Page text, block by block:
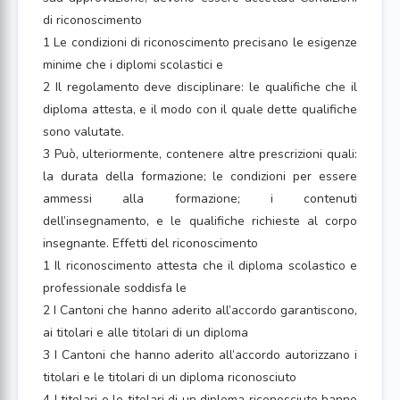
di riconoscimento
1 Le condizioni di riconoscimento precisano le esigenze
minime che i diplomi scolastici e
2 Il regolamento deve disciplinare: le qualifiche che il
diploma attesta, e il modo con il quale dette qualifiche
sono valutate.
3 Può, ulteriormente, contenere altre prescrizioni quali:
la durata della formazione; le condizioni per essere
ammessi alla formazione; i contenuti
dell’insegnamento, e le qualifiche richieste al corpo
insegnante. Effetti del riconoscimento
1 Il riconoscimento attesta che il diploma scolastico e
professionale soddisfa le
2 I Cantoni che hanno aderito all’accordo garantiscono,
ai titolari e alle titolari di un diploma
3 I Cantoni che hanno aderito all’accordo autorizzano i
titolari e le titolari di un diploma riconosciuto